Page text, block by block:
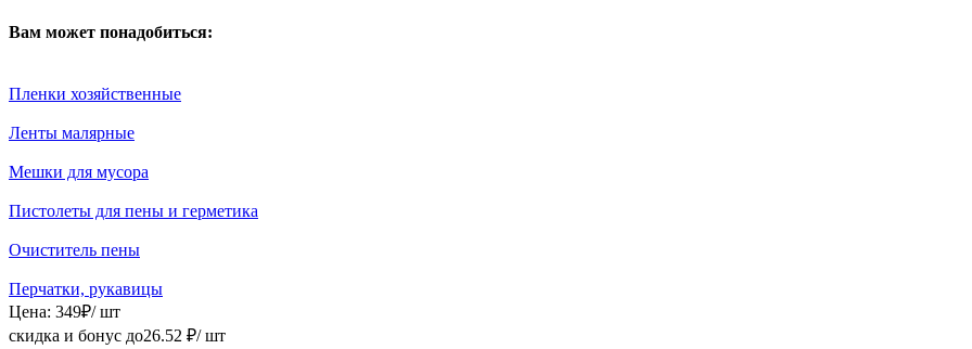
Вам может понадобиться:
Пленки хозяйственные
Ленты малярные
Мешки для мусора
Пистолеты для пены и герметика
Очиститель пены
Перчатки, рукавицы
Цена: 349₽/ шт
скидка и бонус до26.52 ₽/ шт